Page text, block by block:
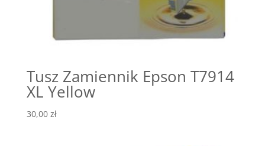
Tusz Zamiennik Epson T7914
XL Yellow
30,00 zł